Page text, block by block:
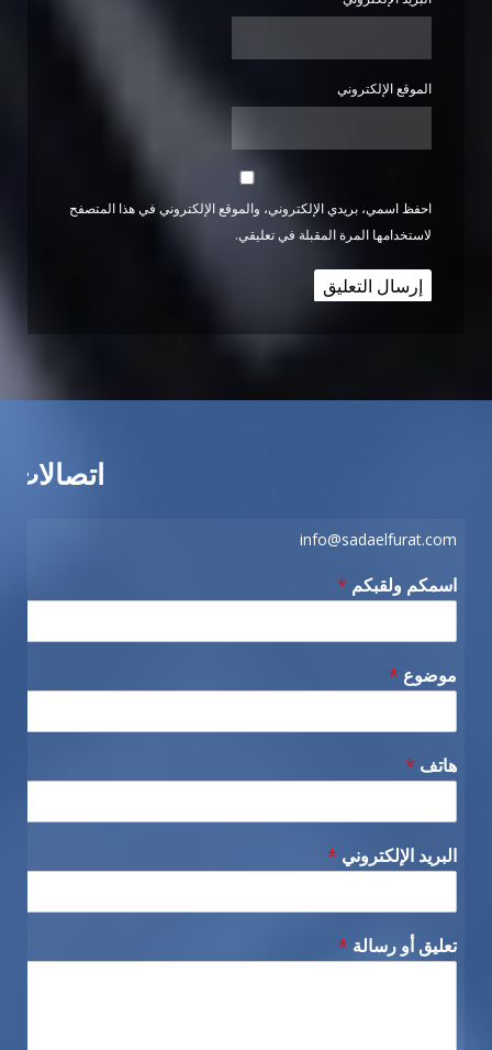
الموقع الإلكتروني
احفظ اسمي، بريدي الإلكتروني، والموقع الإلكتروني في هذا المتصفح
لاستخدامها المرة المقبلة في تعليقي.
اتصالات
info@sadaelfurat.com
اسمكم ولقبكم *
موضوع *
هاتف *
البريد الإلكتروني *
تعليق أو رسالة *